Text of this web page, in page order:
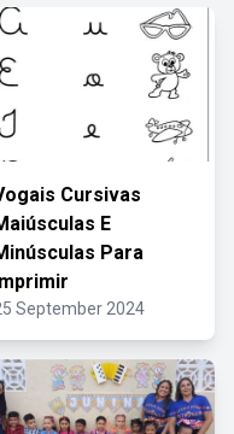
Cursivas
E
Para
September 2024